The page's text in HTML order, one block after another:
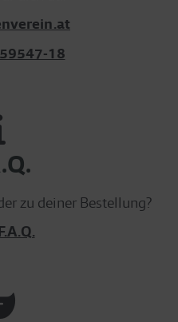
18
zu deiner Bestellung?